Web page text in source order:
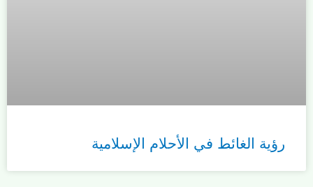
رؤية الغائط في الأحلام الإسلامية